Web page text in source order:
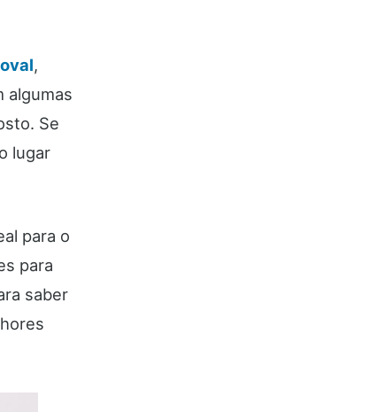
,
algumas
Se
lugar
para o
para
saber